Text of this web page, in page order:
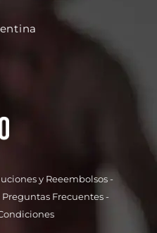
y Reeembolsos -
Preguntas Frecuentes-